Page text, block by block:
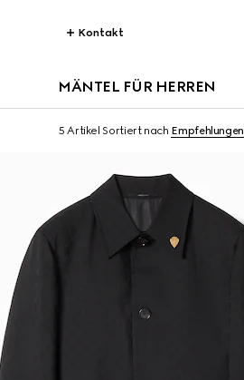
Kontakt
MÄNTEL FÜR HERREN
5 Artikel Sortiert nach Empfehlungen